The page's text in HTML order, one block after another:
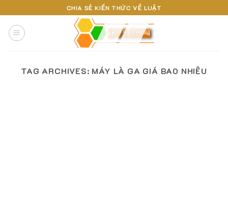
to
content
CHIA SẺ KIẾN THỨC VỀ LUẬT
TAG ARCHIVES: MÁY LÀ GA GIÁ BAO NHIÊU